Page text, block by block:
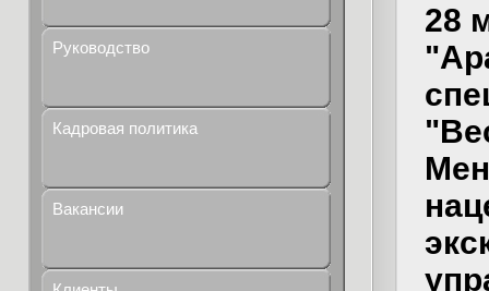
Руководство
Кадровая политика
Вакансии
28